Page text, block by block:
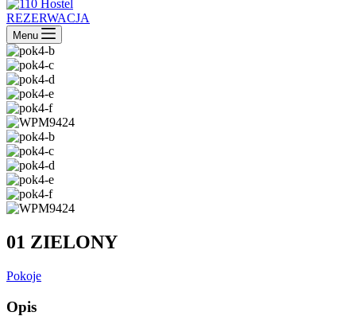
REZERWACJA
Menu
01 ZIELONY
Pokoje
Opis